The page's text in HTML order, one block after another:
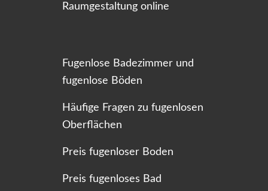
Raumgestaltung online
Fugenlose Badezimmer und
fugenlose Böden
Häufige Fragen zu fugenlosen
Oberflächen
Preis fugenloser Boden
Preis fugenloses Bad